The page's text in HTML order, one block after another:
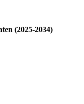
(2025-2034)